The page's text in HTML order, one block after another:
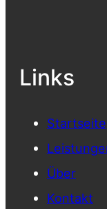
Links
Startseite
Über
Kontakt